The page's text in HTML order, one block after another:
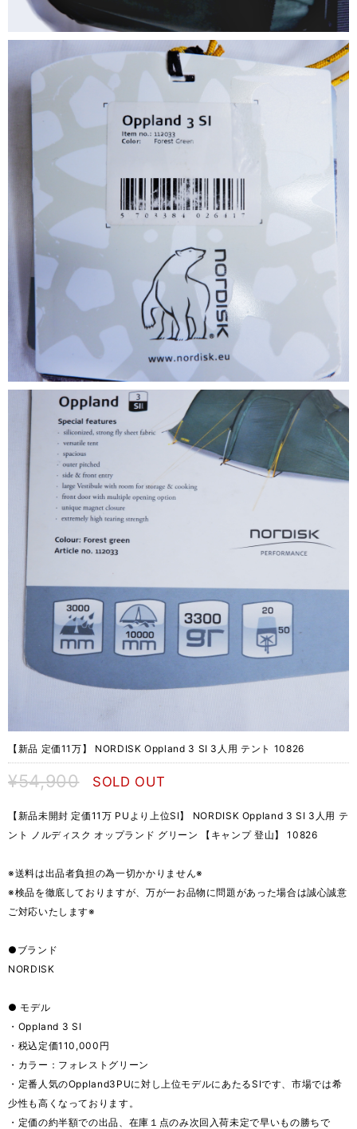
【新品 定価11万】 NORDISK Oppland 3 SI 3人用 テント 10826
¥54,900 SOLD OUT
【新品未開封 定価11万 PUより上位SI】 NORDISK Oppland 3 SI 3人用 テ
ント ノルディスク オップランド グリーン 【キャンプ 登山】 10826
※送料は出品者負担の為一切かかりません※
※検品を徹底しておりますが、万が一お品物に問題があった場合は誠心誠意
ご対応いたします※
●ブランド
NORDISK
● モデル
・Oppland 3 SI
・税込定価110,000円
・カラー：フォレストグリーン
・定番人気のOppland3PUに対し上位モデルにあたるSIです、市場では希
少性も高くなっております。
・定価の約半額での出品、在庫１点のみ次回入荷未定で早いもの勝ちで